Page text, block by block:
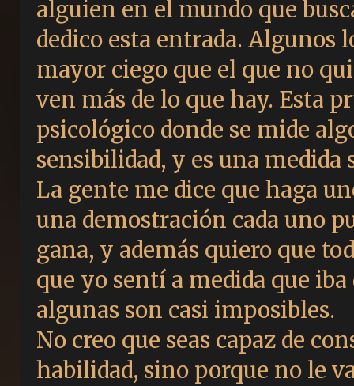
alguien en el mundo que
dedico esta entrada. Algunos
mayor ciego que el que no
ven más de lo que hay. Esta
psicológico donde se mide
sensibilidad, y es una medida
La gente me dice que haga
una demostración cada uno
gana, y además quiero que
que yo sentí a medida que
algunas son casi imposibles.
No creo que seas capaz de
habilidad, sino porque no le